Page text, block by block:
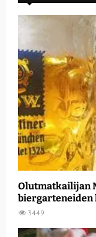
Olutmatkailijan
3449